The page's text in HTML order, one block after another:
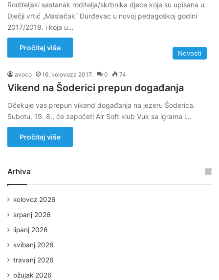
Roditeljski sastanak roditelja/skrbnika djece koja su upisana u
Dječji vrtić „Maslačak“ Đurđevac u novoj pedagoškoj godini
2017/2018. i koja u…
Pročitaj više
Novosti
avoco 16. kolovoza 2017. 0 74
Vikend na Šoderici prepun događanja
Očekuje vas prepun vikend događanja na jezeru Šoderica.
Subotu, 19. 8., će započeti Air Soft klub Vuk sa igrama i…
Pročitaj više
Arhiva
kolovoz 2026
srpanj 2026
lipanj 2026
svibanj 2026
travanj 2026
ožujak 2026